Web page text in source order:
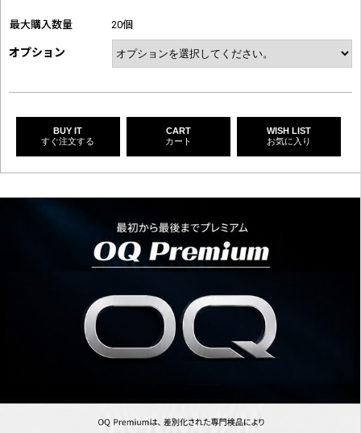
最大購入数量 20個
オプション
BUY IT
すぐ注文する
CART
カート
WISH LIST
お気に入り